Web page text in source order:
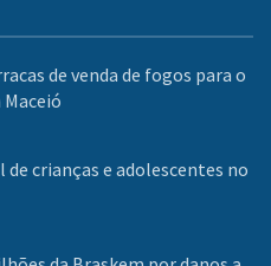
de venda de fogos para o
Maceió
crianças e adolescentes no